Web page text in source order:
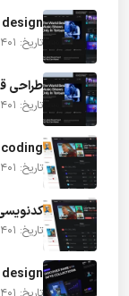
تاریخ: 1401/خرداد/05
طراحی
تاریخ: 1401/خرداد/05
تاریخ: 1401/خرداد/05
تاریخ: 1401/خرداد/05